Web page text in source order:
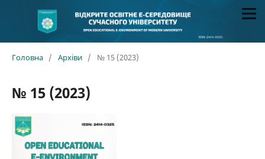
Головна / Архіви / № 15 (2023)
№ 15 (2023)